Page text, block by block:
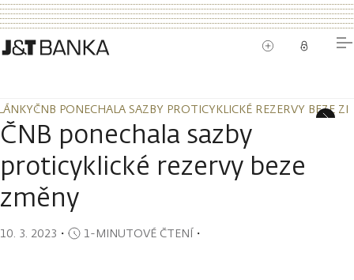
ČNB PONECHALA SAZBY PROTICYKLICKÉ REZERVY BEZE
ČNB PONECHALA SAZBY PROTICYKLICKÉ REZERVY BEZE
ČNB ponechala sazby
proticyklické rezervy beze
změny
10. 3. 2023 ・ 1-MINUTOVÉ ČTENÍ・